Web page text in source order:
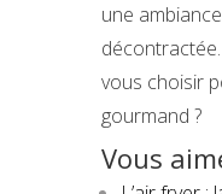
une
vous choisir
gourmand ?
Vous